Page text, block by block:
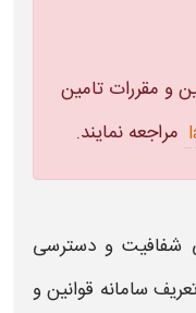
و مقررات تامین
مراجعه نمایند.
شفافیت و دسترسی
سامانه قوانین و